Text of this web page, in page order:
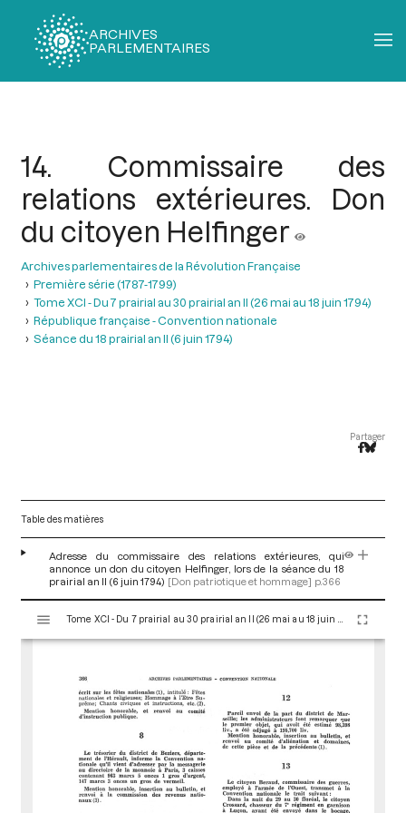
ARCHIVES
PARLEMENTAIRES
14. Commissaire des
relations extérieures. Don
du citoyen Helfinger
Archives parlementaires de la Révolution Française
Première série (1787-1799)
Tome XCI - Du 7 prairial au 30 prairial an II (26 mai au 18 juin 1794)
République française - Convention nationale
Séance du 18 prairial an II (6 juin 1794)
Partager
Table des matières
Adresse du commissaire des relations extérieures, qui
annonce un don du citoyen Helfinger, lors de la séance du 18
prairial an II (6 juin 1794) [Don patriotique et hommage] p.366
s